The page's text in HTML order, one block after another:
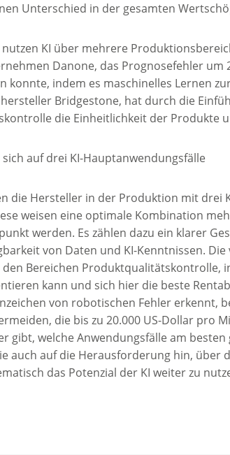
Unterschied in der gesamten
KI über mehrere
Danone, das Prognosefehler
konnte, indem es maschinelles Lernen
Bridgestone, hat durch die
die Einheitlichkeit der Produkte
auf drei KI-Hauptanwendungsfälle
die Hersteller in der Produktion mit drei
weisen eine optimale Kombination
werden. Es zählen dazu ein klarer
von Daten und KI-Kenntnissen.
Bereichen Produktqualitätskontrolle,
kann und sich hier die beste
von robotischen Fehler erkennt,
die bis zu 20.000 US-Dollar pro
gibt, welche Anwendungsfälle am
auch auf die Herausforderung hin, über
das Potenzial der KI weiter zu